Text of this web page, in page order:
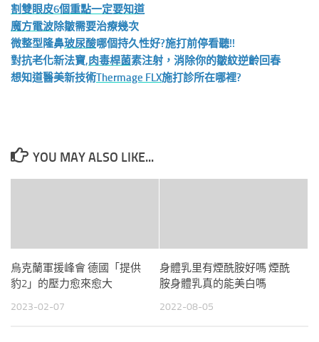
割雙眼皮6個重點一定要知道
魔方電波除皺需要治療幾次
微整型隆鼻玻尿酸哪個持久性好?施打前停看聽!!
對抗老化新法寶,肉毒桿菌素注射，消除你的皺紋逆齡回春
想知道醫美新技術Thermage FLX施打診所在哪裡?
YOU MAY ALSO LIKE...
烏克蘭軍援峰會 德國「提供
豹2」的壓力愈來愈大
2023-02-07
身體乳里有煙酰胺好嗎 煙酰
胺身體乳真的能美白嗎
2022-08-05